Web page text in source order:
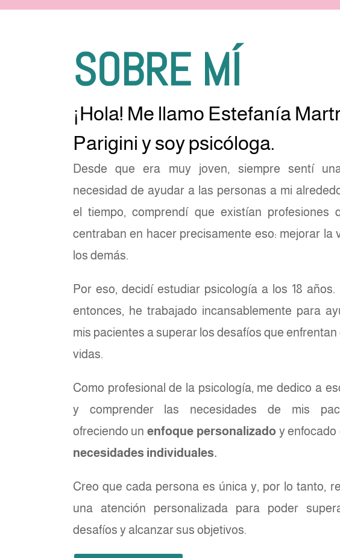
SOBRE MÍ
¡Hola! Me llamo Estefanía
Parigini y soy psicóloga.
Desde que era muy joven, siempre sentí
necesidad de ayudar a las personas a mi
el tiempo, comprendí que existían profesiones
centraban en hacer precisamente eso: mejorar la
los demás.
Por eso, decidí estudiar psicología a los 18 años.
entonces, he trabajado incansablemente para
mis pacientes a superar los desafíos que enfrentan
vidas.
Como profesional de la psicología, me dedico a
y comprender las necesidades de mis
ofreciendo unenfoque personalizado y enfocado
necesidades individuales.
Creo que cada persona es única y, por lo tanto,
una atención personalizada para poder
desafíos y alcanzar sus objetivos.